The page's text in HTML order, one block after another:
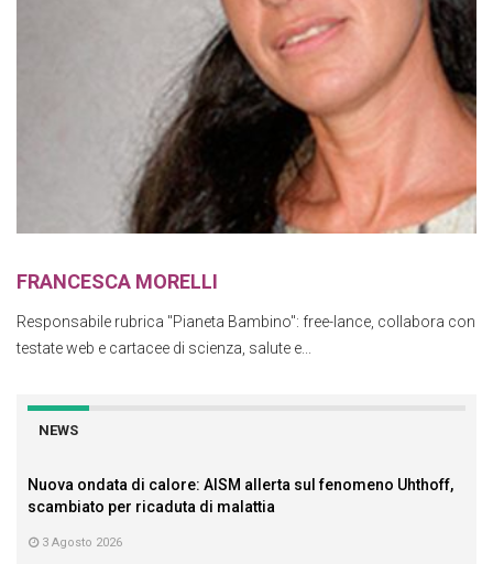
FRANCESCA MORELLI
Responsabile rubrica "Pianeta Bambino": free-lance, collabora con
testate web e cartacee di scienza, salute e...
NEWS
Nuova ondata di calore: AISM allerta sul fenomeno Uhthoff,
scambiato per ricaduta di malattia
3 Agosto 2026